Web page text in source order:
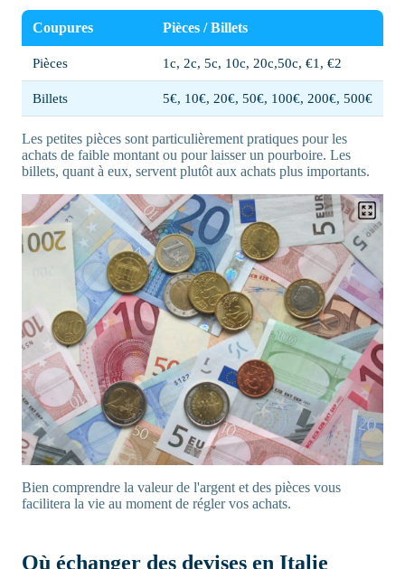
Coupures Pièces / Billets
Pièces 1c, 2c, 5c, 10c, 20c,50c, €1, €2
Billets 5€, 10€, 20€, 50€, 100€, 200€, 500€
Les petites pièces sont particulièrement pratiques pour les
achats de faible montant ou pour laisser un pourboire. Les
billets, quant à eux, servent plutôt aux achats plus importants.
Bien comprendre la valeur de l'argent et des pièces vous
facilitera la vie au moment de régler vos achats.
Où échanger des devises en Italie